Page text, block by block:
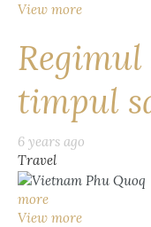
View more
timpul
6 years ago
Travel
more
View more